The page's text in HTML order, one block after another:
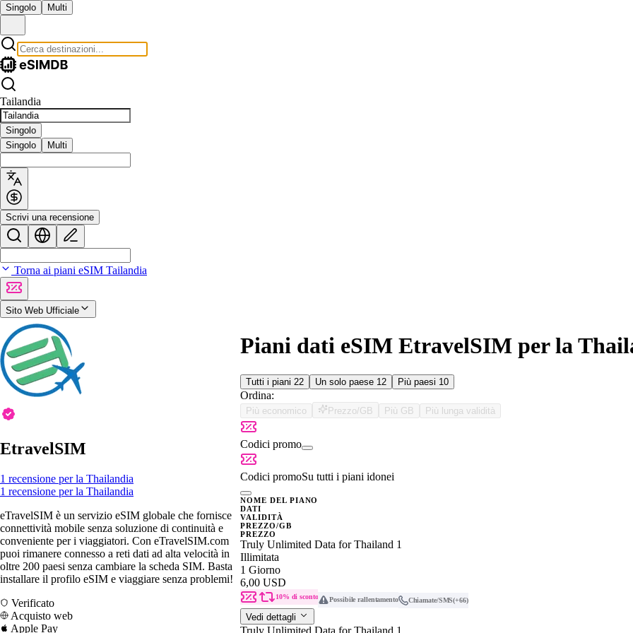
Singolo Multi
Tailandia
Singolo
Singolo
Multi
Scrivi una recensione
Torna ai piani eSIM Tailandia
Sito Web Ufficiale
EtravelSIM
1 recensione per la Thailandia
1 recensione per la Thailandia
eTravelSIM è un servizio eSIM globale che fornisce
connettività mobile senza soluzione di continuità e
conveniente per i viaggiatori. Con eTravelSIM.com
puoi rimanere connesso a reti dati ad alta velocità in
oltre 200 paesi senza cambiare la scheda SIM. Basta
installare il profilo eSIM e viaggiare senza problemi!
Verificato
Acquisto web
Apple Pay
Piani dati eSIM EtravelSIM per la
Tutti i piani 22 Un solo paese 12 Più paesi 10
Ordina:
Più economico Prezzo/GB Più GB Più lunga validità
Codici promo
Codici promoSu tutti i piani idonei
NOME DEL PIANO
DATI
VALIDITÀ
PREZZO/GB
PREZZO
Truly Unlimited Data for Thailand 1
Illimitata
1 Giorno
6,00 USD
10% di sconto Possibile rallentamento Chiamate/SMS(+66)
Vedi dettagli
Truly Unlimited Data for Thailand 1